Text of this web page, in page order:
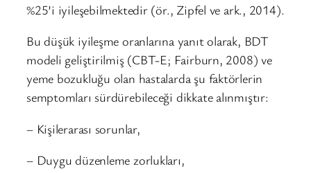
%25’i iyileşebilmektedir (ör., Zipfel ve ark., 2014).
Bu düşük iyileşme oranlarına yanıt olarak, BDT
modeli geliştirilmiş (CBT-E; Fairburn, 2008) ve
yeme bozukluğu olan hastalarda şu faktörlerin
semptomları sürdürebileceği dikkate alınmıştır:
– Kişilerarası sorunlar,
– Duygu düzenleme zorlukları,